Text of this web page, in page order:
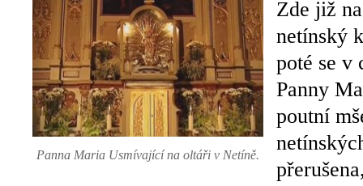
Panna Maria Usmívající na oltáři v Netíně.
Zde již
netínský
poté se v
Panny
poutní